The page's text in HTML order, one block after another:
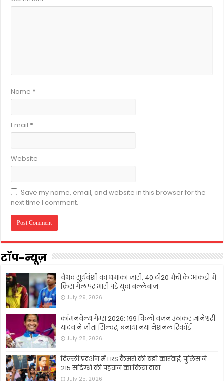
Name *
Email *
Website
Save my name, email, and website in this browser for the
next time I comment.
टॉप-न्यूज़
वैभव सूर्यवंशी का धमाका जारी, 40 टी20 मैचों के आंकड़ों में
क्रिस गेल पर भारी पड़े युवा बल्लेबाज
July 29, 2026
कॉमनवेल्थ गेम्स 2026: 199 किलो वजन उठाकर ज्ञानेश्वरी
यादव ने जीता सिल्वर, बनाया नया नेशनल रिकॉर्ड
July 28, 2026
दिल्ली प्रदर्शन में FRS कैमरों की बड़ी कार्रवाई, पुलिस ने
215 संदिग्धों की पहचान का किया दावा
July 25, 2026